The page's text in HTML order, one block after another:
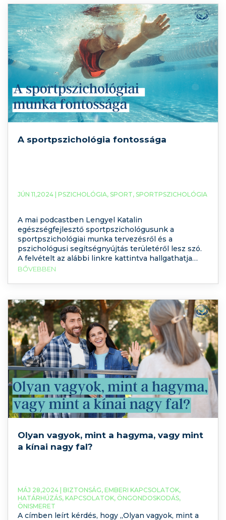
témával.
A sportpszichológia fontossága
JÚN 11,2024 | PSZICHOLÓGIA, SPORT, SPORTPSZICHOLÓGIA
A mai podcastben Lengyel Katalin
egészségfejlesztő sportpszichológusunk a
sportpszichológiai munka tervezésről és a
pszichológusi segítségnyújtás területéről lesz szó.
A felvételt az alábbi linkre kattintva hallgathatja
meg. További videós tartalmakért iratkozzon fel a
sportpszichológia? A sportpszichológia
sportolók felkészítésében. Ma már nyilvánvalóvá
vált, hogy a test
BŐVEBBEN
Olyan vagyok, mint a hagyma, vagy mint
a kínai nagy fal?
MÁJ 28,2024 | BIZTONSÁG, EMBERI KAPCSOLATOK,
HATÁRHÚZÁS, KAPCSOLATOK, ÖNGONDOSKODÁS,
ÖNISMERET
A címben leírt kérdés, hogy „Olyan vagyok, mint a